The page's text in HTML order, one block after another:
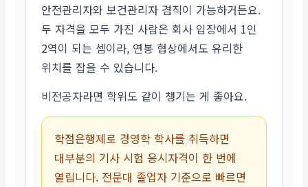
안전관리자와 보건관리자 겸직이 가능하거든요.
두 자격을 모두 가진 사람은 회사 입장에서 1인
2역이 되는 셈이라, 연봉 협상에서도 유리한
위치를 잡을 수 있습니다.
비전공자라면 학위도 같이 챙기는 게 좋아요.
학점은행제로 경영학 학사를 취득하면
대부분의 기사 시험 응시자격이 한 번에
열립니다. 전문대 졸업자 기준으로 빠르면